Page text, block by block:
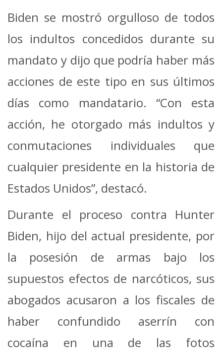
Biden se mostró orgulloso de todos
los indultos concedidos durante su
mandato y dijo que podría haber más
acciones de este tipo en sus últimos
días como mandatario. “Con esta
acción, he otorgado más indultos y
conmutaciones individuales que
cualquier presidente en la historia de
Estados Unidos”, destacó.
Durante el proceso contra Hunter
Biden, hijo del actual presidente, por
la posesión de armas bajo los
supuestos efectos de narcóticos, sus
abogados acusaron a los fiscales de
haber confundido aserrín con
cocaína en una de las fotos